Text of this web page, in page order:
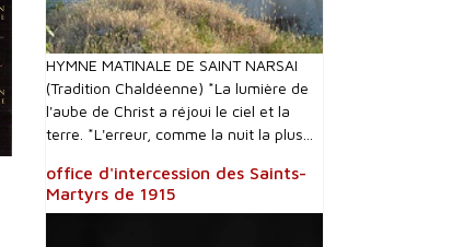
HYMNE MATINALE DE SAINT NARSAI
(Tradition Chaldéenne) *La lumière de
l'aube de Christ a réjoui le ciel et la
terre. *L'erreur, comme la nuit la plus...
office d'intercession des Saints-
Martyrs de 1915